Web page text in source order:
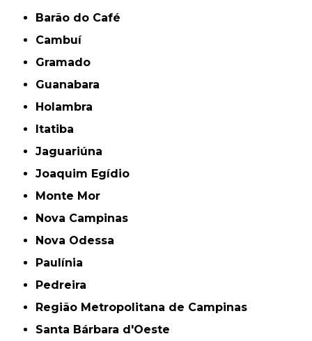
Barão do Café
Cambuí
Gramado
Guanabara
Holambra
Itatiba
Jaguariúna
Joaquim Egídio
Monte Mor
Nova Campinas
Nova Odessa
Paulínia
Pedreira
Região Metropolitana de Campinas
Santa Bárbara d'Oeste